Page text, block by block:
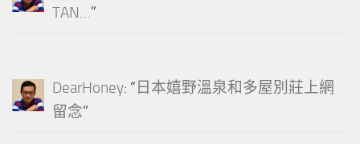
TAN…”
DearHoney: “ 日本嬉野溫泉和多屋別莊上網
留念”